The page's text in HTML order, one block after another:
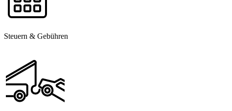
Steuern & Gebühren